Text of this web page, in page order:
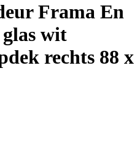
Frama En
wit
rechts 88 x